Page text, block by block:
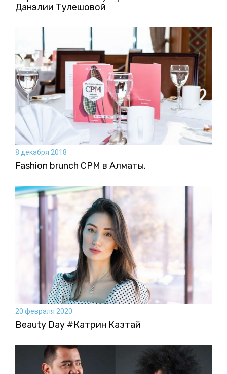
Данэлии Тулешовой
8 декабря 2018
Fashion brunch CPM в Алматы.
20 февраля 2020
Beauty Day #Катрин Казтай